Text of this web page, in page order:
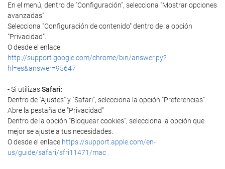
En el menú, dentro de "Configuración", selecciona "Mostrar opciones
avanzadas".
Selecciona "Configuración de contenido" dentro de la opción
"Privacidad".
O desde el enlace
http://support.google.com/chrome/bin/answer.py?
hl=es&answer=95647
- Si utilizasSafari:
Dentro de "Ajustes" y "Safari", selecciona la opción "Preferencias"
Abre la pestaña de "Privacidad"
Dentro de la opción "Bloquear cookies", selecciona la opción que
mejor se ajuste a tus necesidades.
O desde el enlace https://support.apple.com/en-
us/guide/safari/sfri11471/mac